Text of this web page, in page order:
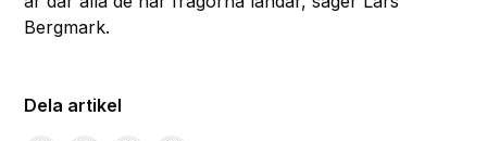
Bergmark.
Dela artikel